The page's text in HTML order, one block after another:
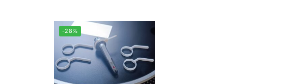
-28%